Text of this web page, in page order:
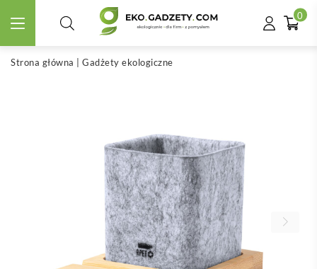
0
Strona główna Gadżety ekologiczne